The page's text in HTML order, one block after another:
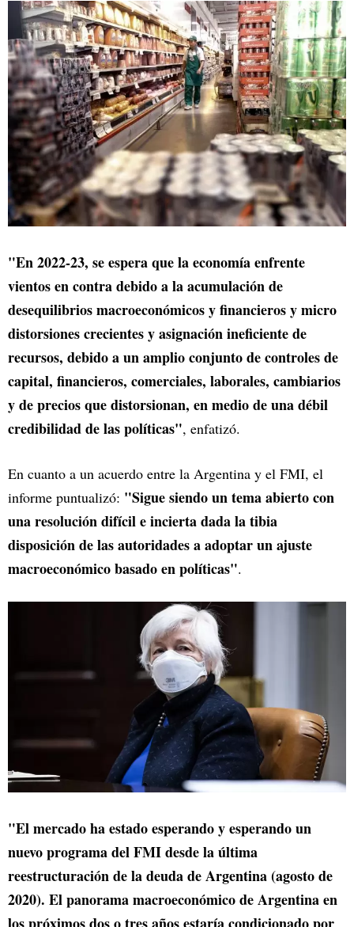
"En 2022-23, se espera que la economía enfrente
vientos en contra debido a la acumulación de
desequilibrios macroeconómicos y financieros y micro
distorsiones crecientes y asignación ineficiente de
recursos, debido a un amplio conjunto de controles de
capital, financieros, comerciales, laborales, cambiarios
y de precios que distorsionan, en medio de una débil
credibilidad de las políticas", enfatizó.
En cuanto a un acuerdo entre la Argentina y el FMI, el
informe puntualizó: "Sigue siendo un tema abierto con
una resolución difícil e incierta dada la tibia
disposición de las autoridades a adoptar un ajuste
macroeconómico basado en políticas".
"El mercado ha estado esperando y esperando un
nuevo programa del FMI desde la última
reestructuración de la deuda de Argentina (agosto de
2020). El panorama macroeconómico de Argentina en